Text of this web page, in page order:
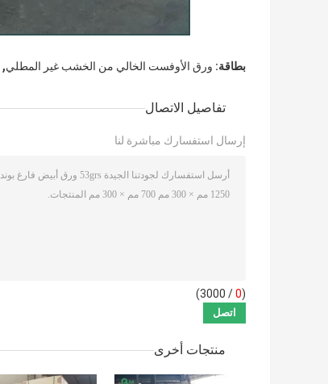
بطاقة: ورق الأوفست الخالي من الخشب غير المطلي,
تفاصيل الاتصال
إرسال استفسارك مباشرة لنا
(
0
/ 3000)
منتجات أخرى